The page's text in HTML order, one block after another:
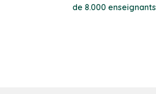
de 8.000 enseignants